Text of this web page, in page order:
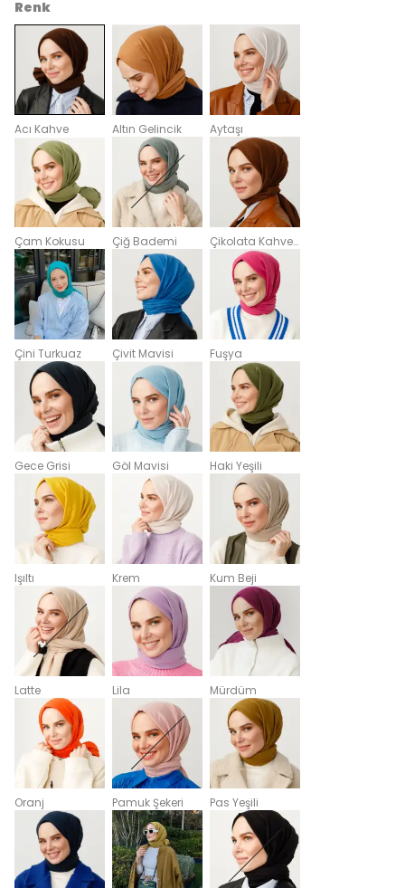
Renk
Acı Kahve Altın Gelincik Aytaşı
Çam Kokusu Çiğ Bademi Çikolata Kahvesi
Çini Turkuaz Çivit Mavisi Fuşya
Gece Grisi Göl Mavisi Haki Yeşili
Işıltı Krem Kum Beji
Latte Lila Mürdüm
Oranj Pamuk Şekeri Pas Yeşili